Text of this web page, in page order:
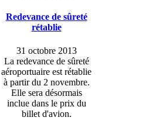
Redevance de sûreté
rétablie
31 octobre 2013
La redevance de sûreté
aéroportuaire est rétablie
à partir du 2 novembre.
Elle sera désormais
inclue dans le prix du
billet d'avion.